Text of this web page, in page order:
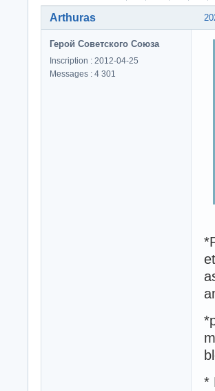
Arthuras
Герой Советского Союза
Inscription : 2012-04-25
Messages : 4 301
*